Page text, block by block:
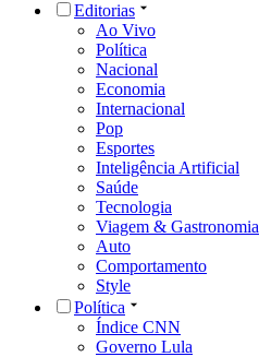
Editorias
Ao Vivo
Política
Nacional
Economia
Internacional
Pop
Esportes
Inteligência Artificial
Saúde
Tecnologia
Viagem & Gastronomia
Auto
Comportamento
Style
Política
Índice CNN
Governo Lula